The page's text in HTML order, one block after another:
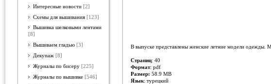
Интересные новости [2]
Схемы для вышивания [123]
Вышивка шелковыми лентами
[8]
Вышиваем гладью [3]
Декупаж [8]
Журналы по бисеру [225]
Журналы по вышивке [546]
В выпуске представлены женские летние модели одежды.
Страниц: 40
Формат: pdf
Размер: 58.9 MB
Язык: турецкий